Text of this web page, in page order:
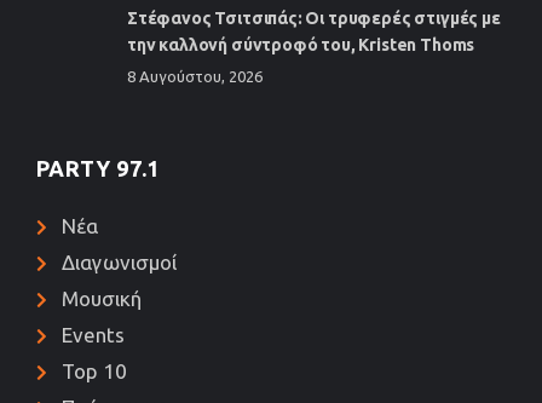
Στέφανος Τσιτσιπάς: Οι τρυφερές στιγμές με
την καλλονή σύντροφό του, Kristen Thoms
8 Αυγούστου, 2026
PARTY 97.1
Νέα
Διαγωνισμοί
Μουσική
Events
Top 10